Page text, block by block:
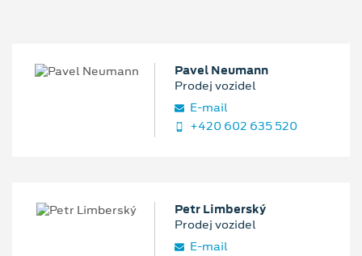
Pavel Neumann
Prodej vozidel
E‑mail
+420 602 635 520
Petr Limberský
Prodej vozidel
E‑mail